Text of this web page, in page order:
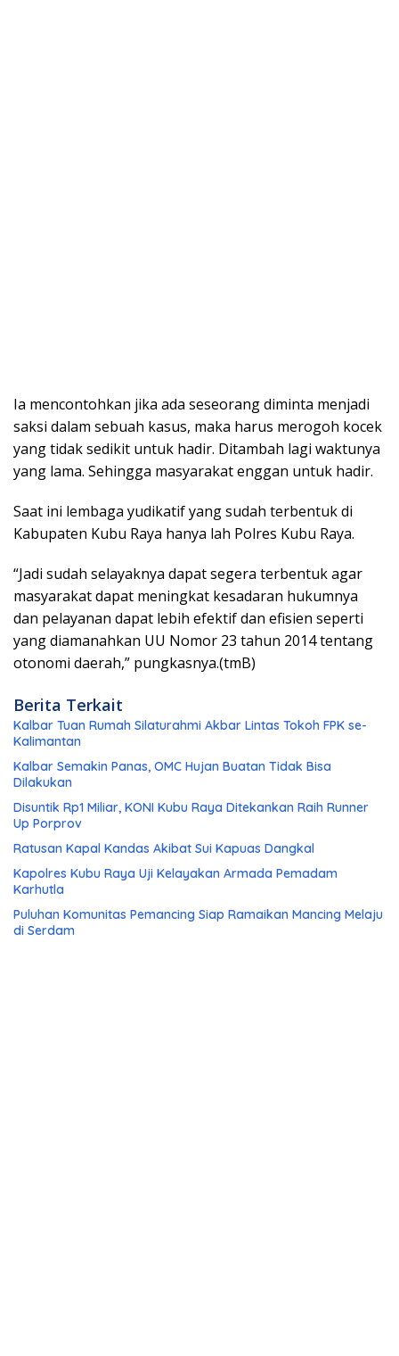
Ia mencontohkan jika ada seseorang diminta menjadi
saksi dalam sebuah kasus, maka harus merogoh kocek
yang tidak sedikit untuk hadir. Ditambah lagi waktunya
yang lama. Sehingga masyarakat enggan untuk hadir.
Saat ini lembaga yudikatif yang sudah terbentuk di
Kabupaten Kubu Raya hanya lah Polres Kubu Raya.
“Jadi sudah selayaknya dapat segera terbentuk agar
masyarakat dapat meningkat kesadaran hukumnya
dan pelayanan dapat lebih efektif dan efisien seperti
yang diamanahkan UU Nomor 23 tahun 2014 tentang
otonomi daerah,” pungkasnya.(tmB)
Berita Terkait
Kalbar Tuan Rumah Silaturahmi Akbar Lintas Tokoh FPK se-
Kalimantan
Kalbar Semakin Panas, OMC Hujan Buatan Tidak Bisa
Dilakukan
Disuntik Rp1 Miliar, KONI Kubu Raya Ditekankan Raih Runner
Up Porprov
Ratusan Kapal Kandas Akibat Sui Kapuas Dangkal
Kapolres Kubu Raya Uji Kelayakan Armada Pemadam
Karhutla
Puluhan Komunitas Pemancing Siap Ramaikan Mancing Melaju
di Serdam